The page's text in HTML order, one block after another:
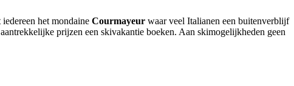
het mondaine Courmayeur waar veel Italianen een buitenverblijf
prijzen een skivakantie boeken. Aan skimogelijkheden geen